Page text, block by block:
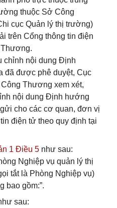
thuộc Sở Công
cục Quản lý thị trường)
trên Cổng thông tin điện
chỉnh nội dung Định
đã được phê duyệt, Cục
Thương xem xét,
nội dung Định hướng
cho các cơ quan, đơn vị
điện tử theo quy định tại
1 Điều 5 như sau:
Nghiệp vụ quản lý thị
tắt là Phòng Nghiệp vụ)
bao gồm:”.
sau: